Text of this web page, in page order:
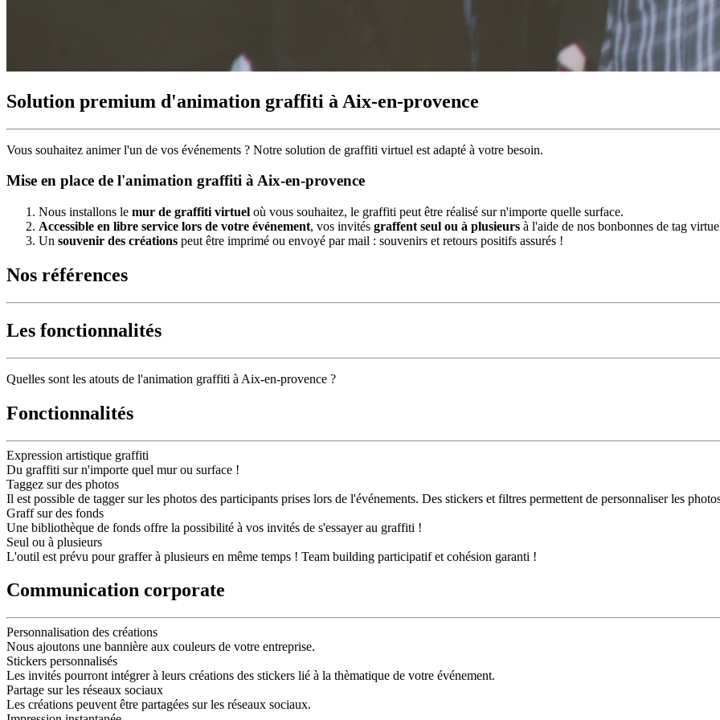
Solution premium d'animation graffiti à Aix-en-provence
Vous souhaitez animer l'un de vos événements ? Notre solution de graffiti virtuel est adapté à votre besoin.
Mise en place de l'animation graffiti à Aix-en-provence
Nous installons le mur de graffiti virtuel où vous souhaitez, le graffiti peut être réalisé sur n'importe quelle surface.
Accessible en libre service lors de votre événement, vos invités graffent seul ou à plusieurs à l'aide de nos bonbonnes de tag
Un souvenir des créations peut être imprimé ou envoyé par mail : souvenirs et retours positifs assurés !
Nos références
Les fonctionnalités
Quelles sont les atouts de l'animation graffiti à Aix-en-provence ?
Fonctionnalités
Expression artistique graffiti
Du graffiti sur n'importe quel mur ou surface !
Taggez sur des photos
Il est possible de tagger sur les photos des participants prises lors de l'événements. Des stickers et filtres permettent de personnaliser les
Graff sur des fonds
Une bibliothèque de fonds offre la possibilité à vos invités de s'essayer au graffiti !
Seul ou à plusieurs
L'outil est prévu pour graffer à plusieurs en même temps ! Team building participatif et cohésion garanti !
Communication corporate
Personnalisation des créations
Nous ajoutons une bannière aux couleurs de votre entreprise.
Stickers personnalisés
Les invités pourront intégrer à leurs créations des stickers lié à la thèmatique de votre événement.
Partage sur les réseaux sociaux
Les créations peuvent être partagées sur les réseaux sociaux.